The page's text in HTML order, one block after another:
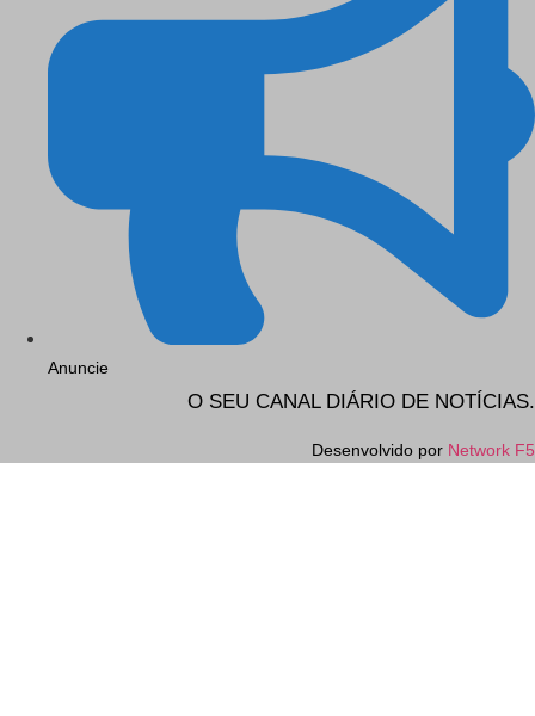
Anuncie
O SEU CANAL DIÁRIO DE NOTÍCIAS.
Desenvolvido por Network F5